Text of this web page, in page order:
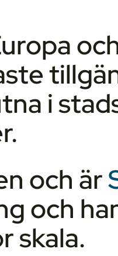
i
och är
och
skala.